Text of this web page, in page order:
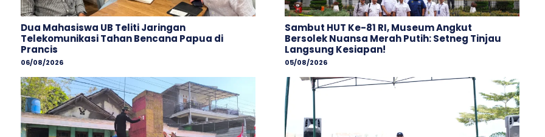
Dua Mahasiswa UB Teliti Jaringan
Telekomunikasi Tahan Bencana Papua di
Prancis
06/08/2026
Sambut HUT Ke-81 RI, Museum Angkut
Bersolek Nuansa Merah Putih: Setneg Tinjau
Langsung Kesiapan!
05/08/2026